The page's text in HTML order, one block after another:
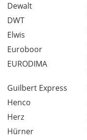
Dewalt
DWT
Elwis
Euroboor
EURODIMA
Guilbert Express
Henco
Herz
Hürner